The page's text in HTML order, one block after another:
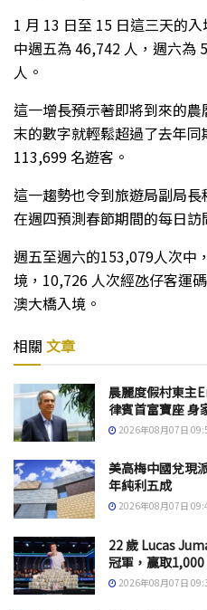
1 月 13 日至 15 日這三天的
中週五為 46,742 人，週六為
人。
這一增長預示著即將到來的
末的數字就輕鬆超過了去年
113,699 名遊客。
這一趨勢也令到旅遊局副局
在週四預測春節期間的每日
週五至週六的153,079人次中
境，10,726 人次經氹仔客運
澳大橋入境。
相關 文章
晨麗度假村東主
律賓首富寶座 身
2026年08月07日
美高梅中國兌現
年純利五成
2026年08月07日
22 歲 Lucas
冠軍，贏取
2026年08月07日